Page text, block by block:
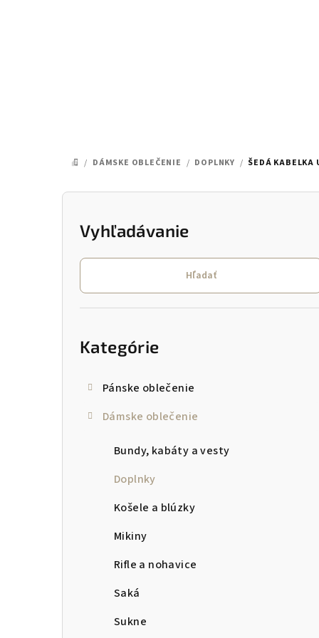
DOMOV
/ DÁMSKE OBLEČENIE / DOPLNKY / ŠEDÁ KABELKA
B
Vyhľadávanie
Hľadať
Kategórie
Pánske oblečenie
Dámske oblečenie
Bundy, kabáty a vesty
Doplnky
Košele a blúzky
Mikiny
Rifle a nohavice
Saká
Sukne